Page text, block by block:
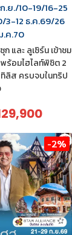
ก.ย./10-19/16-25
3-12 ธ.ค.69/26
.ค.70
และ ลูเซิร์น เข้าชม
ร้อมไฮไลท์พิชิต 2
ทิลิส ครบจบในทริป
-2%